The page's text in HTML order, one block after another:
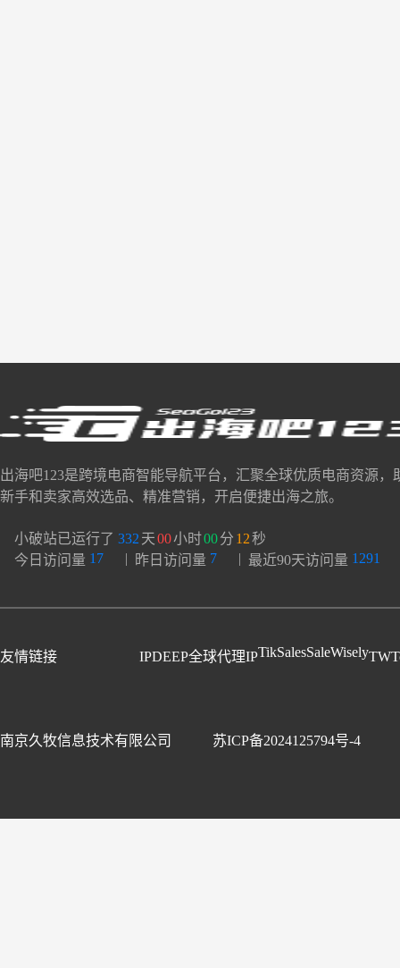
出海吧123是跨境电商智能导航平台，汇聚全球优质电商资源，
新手和卖家高效选品、精准营销，开启便捷出海之旅。
小破站已运行了 332 天00小时00分 13秒
今日访问量 17 | 昨日访问量 7 | 最近90天访问量 1291
友情链接 IPDEEP全球代理IPTikSalesSaleWisely
南京久牧信息技术有限公司 苏ICP备2024125794号-4